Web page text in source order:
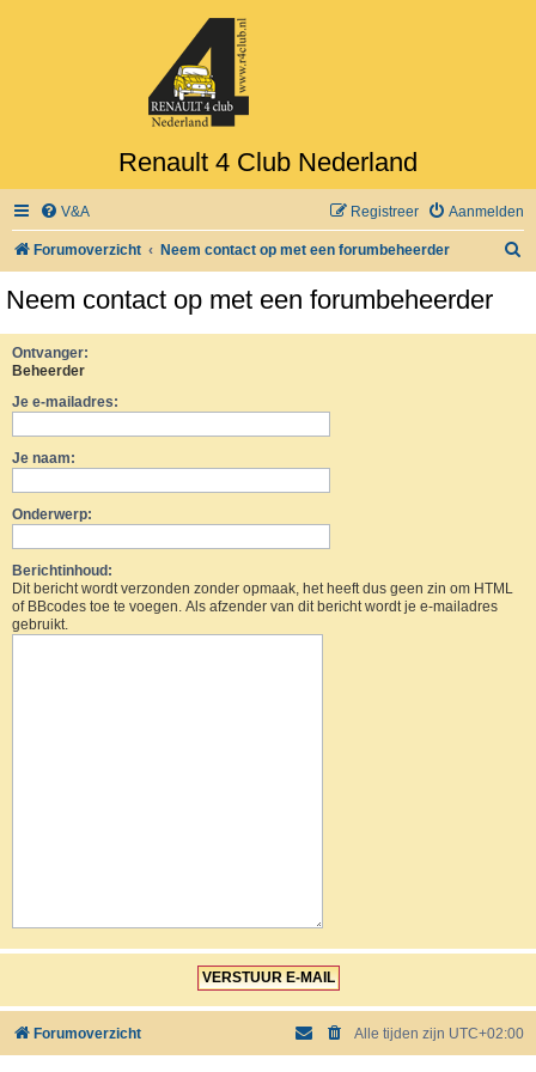
Renault 4 Club Nederland
V&A Aanmelden
Registreer
Forumoverzicht Neem contact op met een forumbeheerder
Neem contact op met een forumbeheerder
Ontvanger:
Beheerder
Je e-mailadres:
Je naam:
Onderwerp:
Berichtinhoud:
Dit bericht wordt verzonden zonder opmaak, het heeft dus geen zin om HTML
of BBcodes toe te voegen. Als afzender van dit bericht wordt je e-mailadres
gebruikt.
Forumoverzicht Alle tijden zijn UTC+02:00